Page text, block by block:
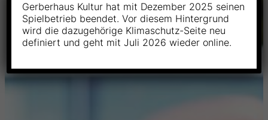
Gerberhaus Kultur hat mit Dezember 2025 seinen
Spielbetrieb beendet. Vor diesem Hintergrund
wird die dazugehörige Klimaschutz-Seite neu
definiert und geht mit Juli 2026 wieder online.